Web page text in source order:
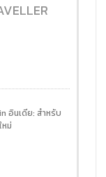
อินเดีย: สำหรับ
ม่